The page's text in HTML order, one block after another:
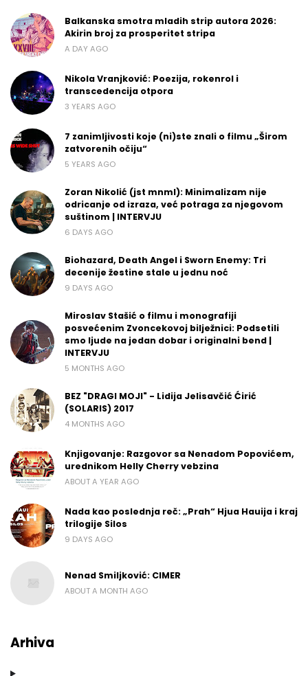
Balkanska smotra mladih strip autora 2026:
Akirin broj za prosperitet stripa
A DAY AGO
Nikola Vranjković: Poezija, rokenrol i
transcedencija otpora
3 YEARS AGO
7 zanimljivosti koje (ni)ste znali o filmu „Širom
zatvorenih očiju“
5 YEARS AGO
Zoran Nikolić (jst mnml): Minimalizam nije
odricanje od izraza, već potraga za njegovom
suštinom | INTERVJU
6 DAYS AGO
Biohazard, Death Angel i Sworn Enemy: Tri
decenije žestine stale u jednu noć
9 DAYS AGO
Miroslav Stašić o filmu i monografiji
posvećenim Zvoncekovoj bilježnici: Podsetili
smo ljude na jedan dobar i originalni bend |
INTERVJU
5 MONTHS AGO
BEZ "DRAGI MOJI" - Lidija Jelisavčić Ćirić
(SOLARIS) 2017
4 MONTHS AGO
Knjigovanje: Razgovor sa Nenadom Popovićem,
urednikom Helly Cherry vebzina
ABOUT A YEAR AGO
Nada kao poslednja reč: „Prah“ Hjua Hauija i kraj
trilogije Silos
9 DAYS AGO
Nenad Smiljković: CIMER
ABOUT A MONTH AGO
Arhiva